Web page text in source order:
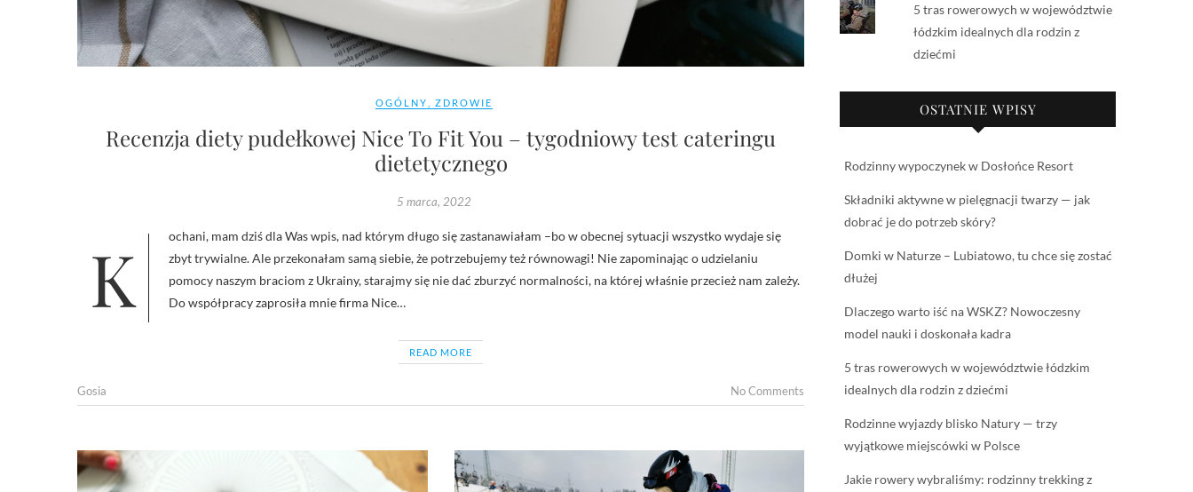
OGÓLNY ZDROWIE
Recenzja diety pudełkowej Nice To Fit You – tygodniowy test cateringu
dietetycznego
5 marca, 2022
Kochani, mam dziś dla Was wpis, nad którym długo się zastanawiałam –bo w obecnej sytuacji wszystko wydaje się
zbyt trywialne. Ale przekonałam samą siebie, że potrzebujemy też równowagi! Nie zapominając o udzielaniu
pomocy naszym braciom z Ukrainy, starajmy się nie dać zburzyć normalności, na której właśnie przecież nam zależy.
Do współpracy zaprosiła mnie firma Nice…
READ MORE
Gosia No Comments
5 tras rowerowych w województwie
łódzkim idealnych dla rodzin z
dziećmi
OSTATNIE WPISY
Rodzinny wypoczynek w Dosłońce Resort
Składniki aktywne w pielęgnacji twarzy — jak
dobrać je do potrzeb skóry?
Domki w Naturze – Lubiatowo, tu chce się zostać
dłużej
Dlaczego warto iść na WSKZ? Nowoczesny
model nauki i doskonała kadra
5 tras rowerowych w województwie łódzkim
idealnych dla rodzin z dziećmi
Rodzinne wyjazdy blisko Natury — trzy
wyjątkowe miejscówki w Polsce
Jakie rowery wybraliśmy: rodzinny trekking z